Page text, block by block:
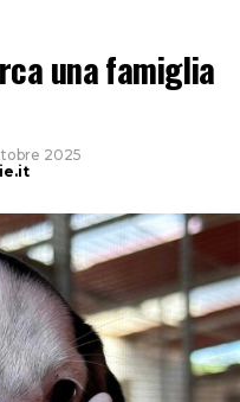
una famiglia
2025